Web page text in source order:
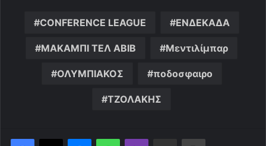
CONFERENCE LEAGUE ΕΝΔΕΚΑΔΑ
ΜΑΚΑΜΠΙ ΤΕΛ ΑΒΙΒ Μεντιλίμπαρ
ΟΛΥΜΠΙΑΚΟΣ ποδοσφαιρο
ΤΖΟΛΑΚΗΣ
MessengerWhatsAppViber Κοινοποίηση μέσω ηλεκτρονικού ταχυδρομείουΕκτύπωση